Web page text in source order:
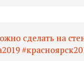
сделать на